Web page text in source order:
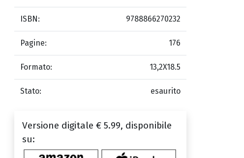
ISBN: 9788866270232
Pagine: 176
Formato: 13,2X18.5
Stato: esaurito
Versione digitale € 5.99, disponibile
su: